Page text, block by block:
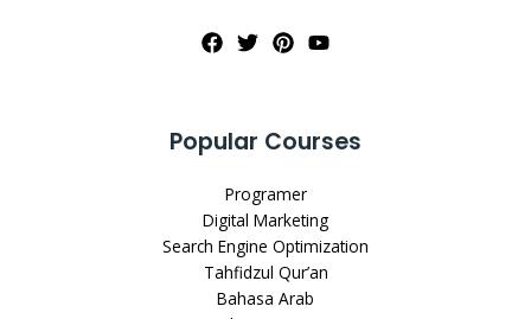
Popular Courses
Programer
Digital Marketing
Search Engine Optimization
Tahfidzul Qur’an
Bahasa Arab